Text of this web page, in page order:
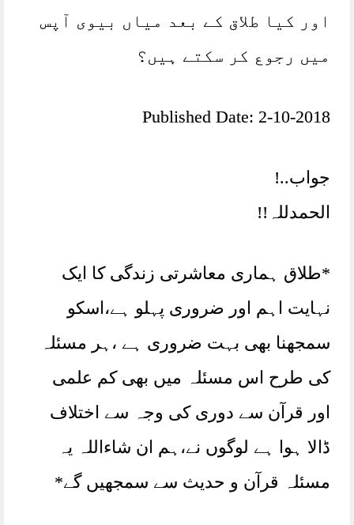
اور کیا طلاق کے بعد میاں بیوی آپس
میں رجوع کر سکتے ہیں؟
Published Date: 2-10-2018
جواب..!
الحمدللہ!!
*طلاق ہماری معاشرتی زندگی کا ایک
نہایت اہم اور ضروری پہلو ہے،اسکو
سمجھنا بھی بہت ضروری ہے ،ہر مسئلہ
کی طرح اس مسئلہ میں بھی کم علمی
اور قرآن سے دوری کی وجہ سے اختلاف
ڈالا ہوا ہے لوگوں نے،ہم ان شاءاللہ یہ
مسئلہ قرآن و حدیث سے سمجھیں گے*